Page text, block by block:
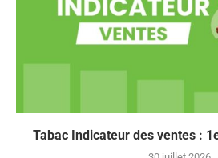
Tabac Indicateur des ventes :